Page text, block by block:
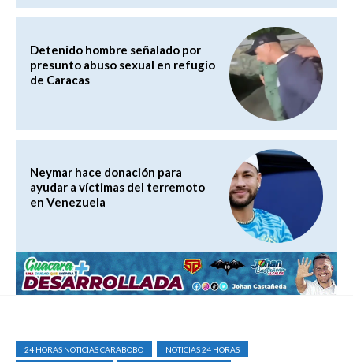
Detenido hombre señalado por
presunto abuso sexual en refugio
de Caracas
Neymar hace donación para
ayudar a víctimas del terremoto
en Venezuela
24 HORAS NOTICIAS CARABOBO
NOTICIAS 24 HORAS